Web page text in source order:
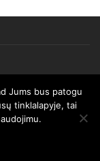
Jums bus patogu
tinklalapyje, tai